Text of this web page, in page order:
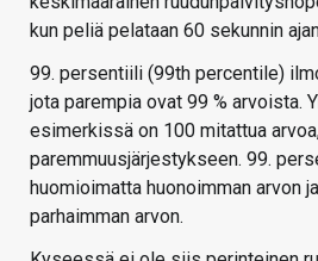
kun peliä pelataan 60 sekunnin
99. persentiili (99th percentile)
jota parempia ovat 99 % arvoista.
esimerkissä on 100 mitattua
paremmuusjärjestykseen. 99.
huomioimatta huonoimman arvon
parhaimman arvon.